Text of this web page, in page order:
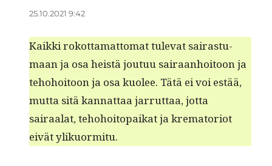
25.10.2021 9:42
Kaik­ki rokot­ta­mat­tomat tule­vat sairas­tu­
maan ja osa heistä joutuu sairaan­hoitoon ja
teho­hoitoon ja osa kuolee. Tätä ei voi estää,
mut­ta sitä kan­nat­taa jar­rut­taa, jot­ta
sairaalat, teho­hoitopaikat ja kre­ma­to­ri­ot
eivät ylikuormitu.